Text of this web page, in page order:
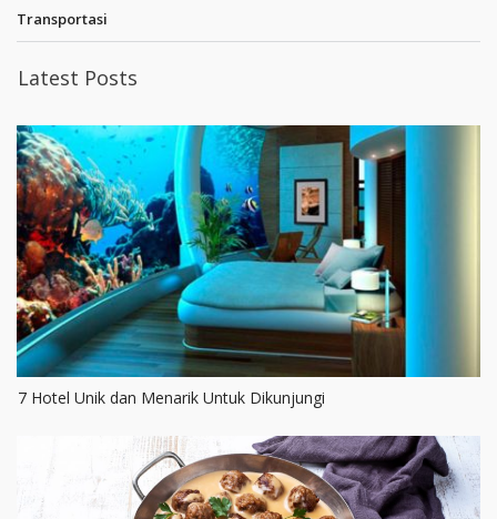
Transportasi
Latest Posts
7 Hotel Unik dan Menarik Untuk Dikunjungi